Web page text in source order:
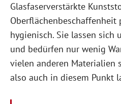
Glasfaserverstärkte
hygienisch. Sie lassen
und bedürfen nur wenig
vielen anderen Materialien
also auch in diesem Punkt